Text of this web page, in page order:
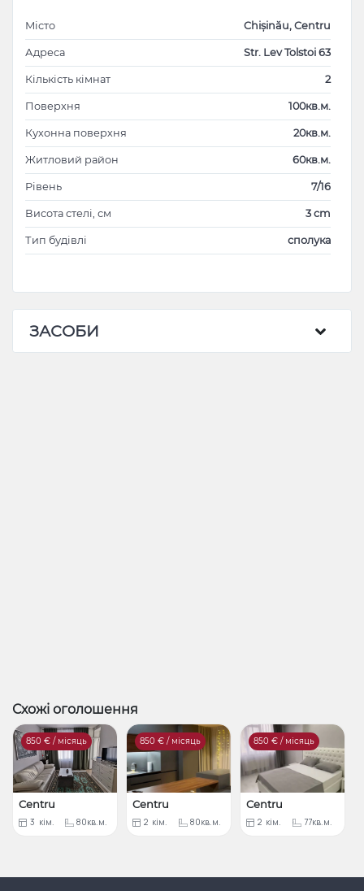
Місто Chișinău, Centru
Адреса Str. Lev Tolstoi 63
Кількість кімнат 2
Поверхня 100кв.м.
Кухонна поверхня 20кв.м.
Житловий район 60кв.м.
Рівень 7/16
Висота стелі, см 3 cm
Тип будівлі сполука
ЗАСОБИ
Схожі оголошення
850 € / місяць
Centru
3 кім. 80кв.м.
850 € / місяць
Centru
2 кім. 80кв.м.
850 € / місяць
Centru
2 кім. 77кв.м.